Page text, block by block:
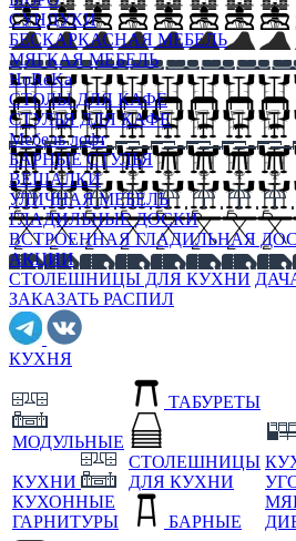
СУНДУКИ
БЕСКАРКАСНАЯ МЕБЕЛЬ
МЯГКАЯ МЕБЕЛЬ
HoReKa
СТОЛЫ ДЛЯ КАФЕ
СТУЛЬЯ ДЛЯ КАФЕ
Мебель лофт
БАРНЫЕ СТУЛЬЯ
ВЕШАЛКИ
УЛИЧНАЯ МЕБЕЛЬ
ГЛАДИЛЬНЫЕ ДОСКИ
ВСТРОЕННАЯ ГЛАДИЛЬНАЯ
АКЦИИ
СТОЛЕШНИЦЫ ДЛЯ КУХНИ
ЗАКАЗАТЬ РАСПИЛ
КУХНЯ
МОДУЛЬНЫЕ
КУХНИ
КУХОННЫЕ
ГАРНИТУРЫ
ТАБУРЕТЫ
СТОЛЕШНИЦЫ
ДЛЯ КУХНИ
БАРНЫЕ